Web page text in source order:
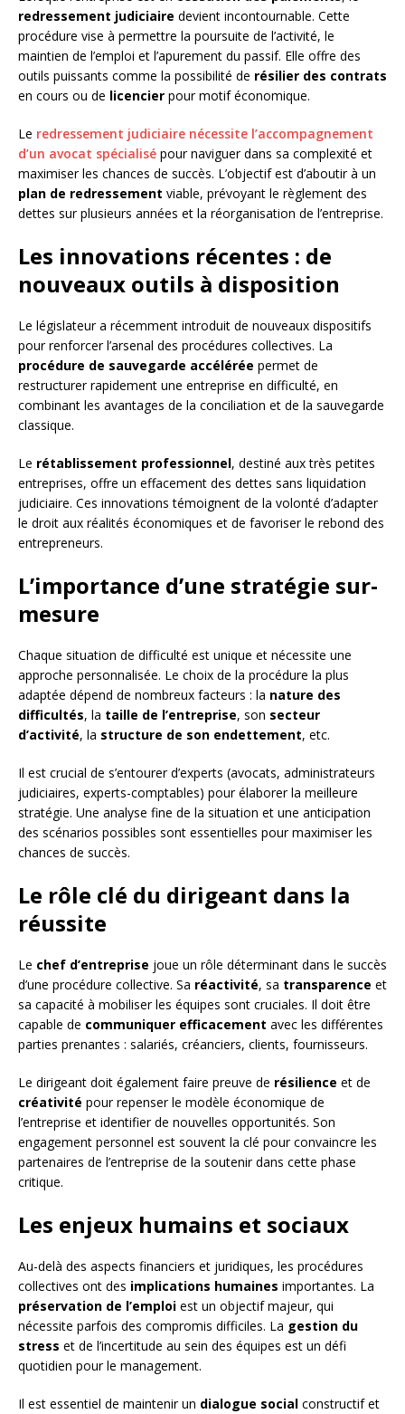
redressement judiciaire devient incontournable. Cette
procédure vise à permettre la poursuite de l’activité, le
maintien de l’emploi et l’apurement du passif. Elle offre des
outils puissants comme la possibilité de résilier des contrats
en cours ou de licencier pour motif économique.
Le redressement judiciaire nécessite l’accompagnement
d’un avocat spécialisé pour naviguer dans sa complexité et
maximiser les chances de succès. L’objectif est d’aboutir à un
plan de redressement viable, prévoyant le règlement des
dettes sur plusieurs années et la réorganisation de l’entreprise.
Les innovations récentes : de
nouveaux outils à disposition
Le législateur a récemment introduit de nouveaux dispositifs
pour renforcer l’arsenal des procédures collectives. La
procédure de sauvegarde accélérée permet de
restructurer rapidement une entreprise en difficulté, en
combinant les avantages de la conciliation et de la sauvegarde
classique.
Le rétablissement professionnel, destiné aux très petites
entreprises, offre un effacement des dettes sans liquidation
judiciaire. Ces innovations témoignent de la volonté d’adapter
le droit aux réalités économiques et de favoriser le rebond des
entrepreneurs.
L’importance d’une stratégie sur-
mesure
Chaque situation de difficulté est unique et nécessite une
approche personnalisée. Le choix de la procédure la plus
adaptée dépend de nombreux facteurs : la nature des
difficultés, la taille de l’entreprise, son secteur
d’activité, la structure de son endettement, etc.
Il est crucial de s’entourer d’experts (avocats, administrateurs
judiciaires, experts-comptables) pour élaborer la meilleure
stratégie. Une analyse fine de la situation et une anticipation
des scénarios possibles sont essentielles pour maximiser les
chances de succès.
Le rôle clé du dirigeant dans la
réussite
Le chef d’entreprise joue un rôle déterminant dans le succès
d’une procédure collective. Sa réactivité, sa transparence et
sa capacité à mobiliser les équipes sont cruciales. Il doit être
capable de communiquer efficacement avec les différentes
parties prenantes : salariés, créanciers, clients, fournisseurs.
Le dirigeant doit également faire preuve de résilience et de
créativité pour repenser le modèle économique de
l’entreprise et identifier de nouvelles opportunités. Son
engagement personnel est souvent la clé pour convaincre les
partenaires de l’entreprise de la soutenir dans cette phase
critique.
Les enjeux humains et sociaux
Au-delà des aspects financiers et juridiques, les procédures
collectives ont des implications humaines importantes. La
préservation de l’emploi est un objectif majeur, qui
nécessite parfois des compromis difficiles. La gestion du
stress et de l’incertitude au sein des équipes est un défi
quotidien pour le management.
Il est essentiel de maintenir un dialogue social constructif et